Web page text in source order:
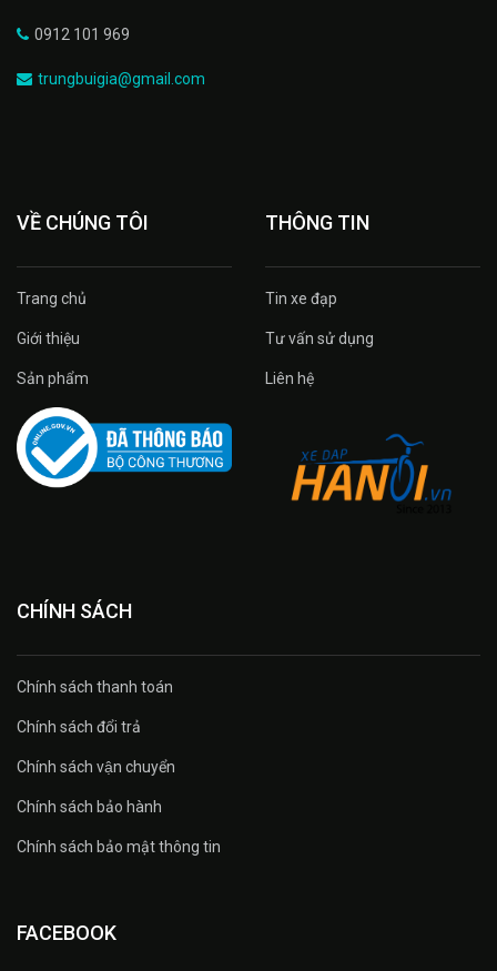
0912 101 969
trungbuigia@gmail.com
VỀ CHÚNG TÔI
Trang chủ
Giới thiệu
Sản phẩm
THÔNG TIN
Tin xe đạp
Tư vấn sử dụng
Liên hệ
CHÍNH SÁCH
Chính sách thanh toán
Chính sách đổi trả
Chính sách vận chuyển
Chính sách bảo hành
Chính sách bảo mật thông tin
FACEBOOK